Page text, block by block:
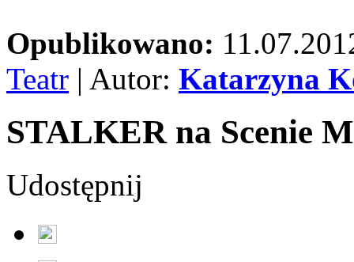
Opublikowano:
Teatr | Autor: Katarzyna
STALKER na Scenie
Udostępnij